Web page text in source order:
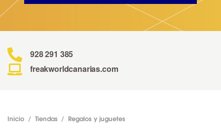
928 291 385
freakworldcanarias.com
Inicio / Tiendas / Regalos y juguetes